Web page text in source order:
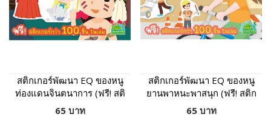
สติกเกอร์พัฒนา EQ ของหนู
ท่องแดนจินตนาการ (ฟรี! สติ
กเกอร์กว่า 100 ชิ้น ในเล่ม)
65 บาท
สติกเกอร์พัฒนา EQ ของหนู
ยานพาหนะพาสนุก (ฟรี! สติก
เกอร์กว่า 100 ชิ้น ในเล่ม)
65 บาท